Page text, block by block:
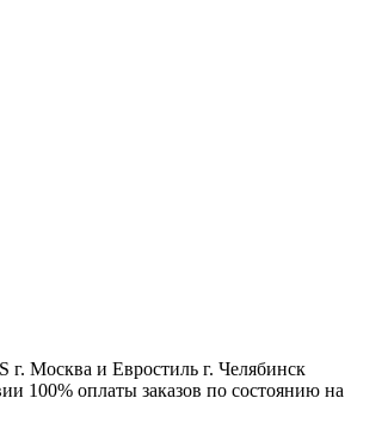
Москва и Евростиль г. Челябинск
100% оплаты заказов по состоянию на